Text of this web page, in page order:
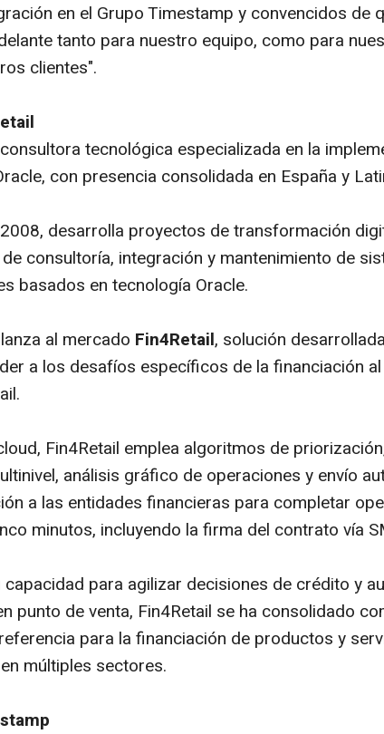
en el Grupo Timestamp y convencidos de
tanto para nuestro equipo, como para
clientes".
tecnológica especializada en la
con presencia consolidada en España y
desarrolla proyectos de transformación
consultoría, integración y mantenimiento de
basados en tecnología Oracle.
al mercado Fin4Retail, solución
a los desafíos específicos de la financiación
, Fin4Retail emplea algoritmos de
análisis gráfico de operaciones y envío
a las entidades financieras para completar
minutos, incluyendo la firma del contrato vía
capacidad para agilizar decisiones de crédito y
punto de venta, Fin4Retail se ha consolidado
para la financiación de productos y
múltiples sectores.